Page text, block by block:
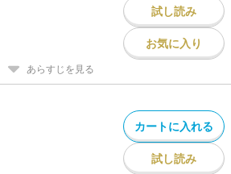
試し読み
お気に入り
あらすじを見る
カートに入れる
試し読み